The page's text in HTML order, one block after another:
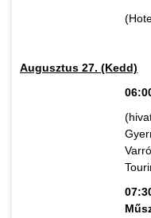
Augusztus 27. (Kedd)